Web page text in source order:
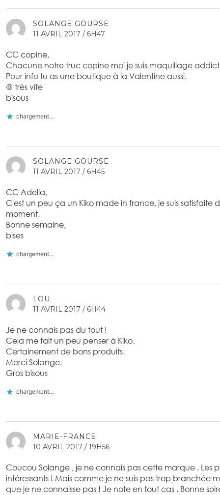
SOLANGE GOURSE
11 AVRIL 2017 / 6H47
CC copine,
Chacune notre truc copine moi je suis maquillage addict
Pour info tu as une boutique à la Valentine aussi.
@ très vite
bisous
chargement…
SOLANGE GOURSE
11 AVRIL 2017 / 6H45
CC Adelia,
C'est un peu ça un Kiko made in france, je suis satisfaite
moment.
Bonne semaine,
bises
chargement…
LOU
11 AVRIL 2017 / 6H44
Je ne connais pas du tout !
Cela me fait un peu penser à Kiko.
Certainement de bons produits.
Merci Solange.
Gros bisous
chargement…
MARIE-FRANCE
10 AVRIL 2017 / 19H56
Coucou Solange , je ne connais pas cette marque . Les
intéressants ! Mais comme je ne suis pas trop branchée
que je ne connaisse pas ! Je note en tout cas . Bonne